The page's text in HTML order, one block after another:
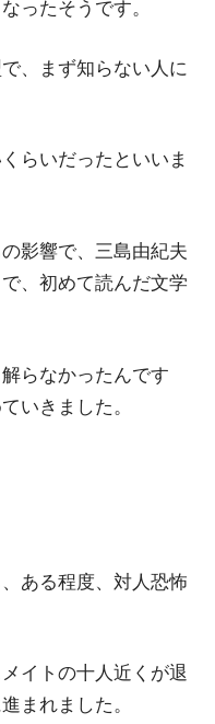
ったそうです。
、まず知らない人に
らいだったといいま
影響で、三島由紀夫
、初めて読んだ文学
らなかったんです
いきました。
ある程度、対人恐怖
イトの十人近くが退
まれました。